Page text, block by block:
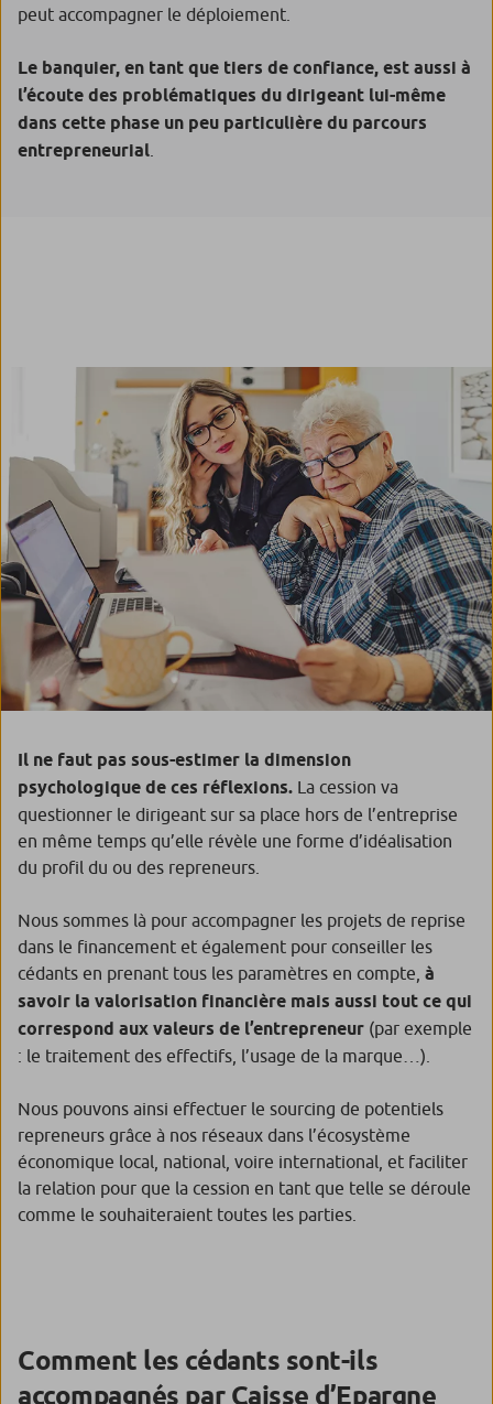
peut accompagner le déploiement.
Le banquier, en tant que tiers de confiance, est aussi à
l’écoute des problématiques du dirigeant lui-même
dans cette phase un peu particulière du parcours
entrepreneurial
Il ne faut pas sous-estimer la dimension
psychologique de ces réflexions. La cession va
questionner le dirigeant sur sa place hors de l’entreprise
en même temps qu’elle révèle une forme d’idéalisation
du profil du ou des repreneurs.
Nous sommes là pour accompagner les projets de reprise
dans le financement et également pour conseiller les
cédants en prenant tous les paramètres en compte, à
savoir la valorisation financière mais aussi tout ce qui
correspond aux valeurs de l’entrepreneur (par exemple
: le traitement des effectifs, l’usage de la marque…).
Nous pouvons ainsi effectuer le sourcing de potentiels
repreneurs grâce à nos réseaux dans l’écosystème
économique local, national, voire international, et faciliter
la relation pour que la cession en tant que telle se déroule
comme le souhaiteraient toutes les parties.
Comment les cédants sont-ils
accompagnés par Caisse d’Epargne